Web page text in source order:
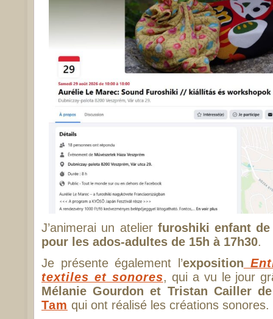
J’animerai un atelier furoshiki enfant de
pour les ados-adultes de 15h à 17h30.
Je présente également l’exposition
textiles et sonores, qui a vu le jour
Mélanie Gourdon et Tristan Cailler
Tam qui ont réalisé les créations sonores.